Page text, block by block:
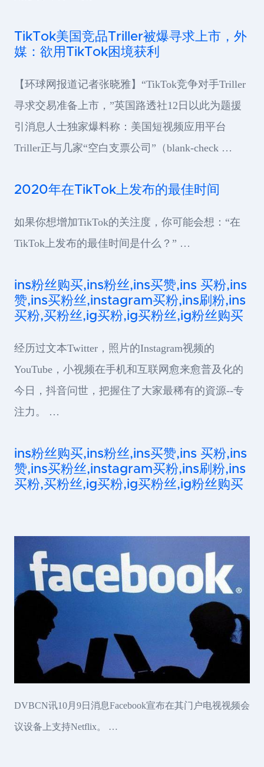
TikTok美国竞品Triller被爆寻求上市，外
媒：欲用TikTok困境获利
【环球网报道记者张晓雅】“TikTok竞争对手Triller
寻求交易准备上市，”英国路透社12日以此为题援
引消息人士独家爆料称：美国短视频应用平台
Triller正与几家“空白支票公司”（blank-check …
2020年在TikTok上发布的最佳时间
如果你想增加TikTok的关注度，你可能会想：“在
TikTok上发布的最佳时间是什么？” …
ins粉丝购买,ins粉丝,ins买赞,ins 买粉,ins
赞,ins买粉丝,instagram买粉,ins刷粉,ins
买粉,买粉丝,ig买粉,ig买粉丝,ig粉丝购买
经历过文本Twitter，照片的Instagram视频的
YouTube，小视频在手机和互联网愈来愈普及化的
今日，抖音问世，把握住了大家最稀有的資源--专
注力。 …
ins粉丝购买,ins粉丝,ins买赞,ins 买粉,ins
赞,ins买粉丝,instagram买粉,ins刷粉,ins
买粉,买粉丝,ig买粉,ig买粉丝,ig粉丝购买
DVBCN讯10月9日消息Facebook宣布在其门户电视视频会
议设备上支持Netflix。 …